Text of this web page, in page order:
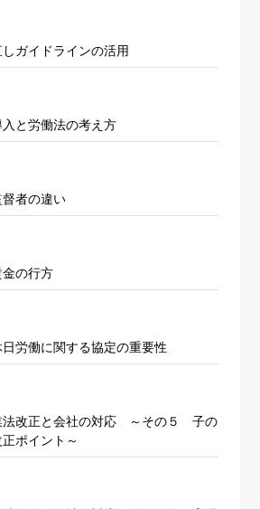
ガイドラインの活用
と労働法の考え方
者の違い
の行方
労働に関する協定の重要性
法改正と会社の対応 ～その５ 子の
ポイント～